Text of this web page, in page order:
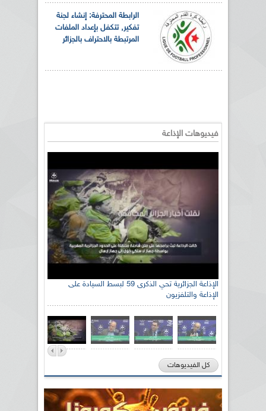
الرابطة المحترفة: إنشاء لجنة
تفكير, تتكفل بإعداد الملفات
المرتبطة بالاحتراف بالجزائر
فيديوهات الإذاعة
الإذاعة الجزائرية تحي الذكرى 59 لبسط السيادة على
الإذاعة والتلفزيون
كل الفيديوهات